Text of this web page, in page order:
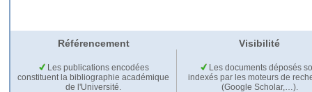
Référencement Visibilité
Les publications encodées
constituent la bibliographie académique
de l'Université.
Les documents déposés
indexés par les moteurs de
(Google Scholar,…).